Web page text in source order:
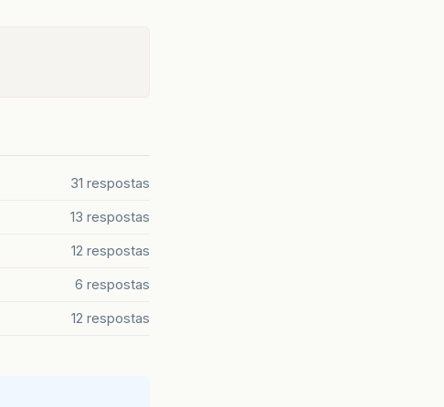
31 respostas
13 respostas
12 respostas
6 respostas
12 respostas